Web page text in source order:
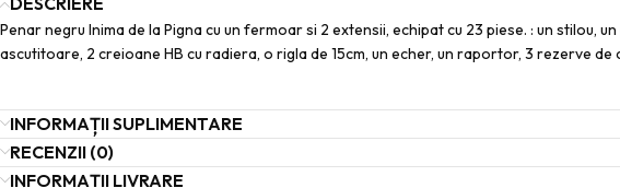
Penar negru Inima de la Pigna cu un fermoar si 2 extensii, echipat cu 23 piese. : un
ascutitoare, 2 creioane HB cu radiera, o rigla de 15cm, un echer, un raportor, 3 rezerve de
INFORMAȚII SUPLIMENTARE
RECENZII (0)
INFORMAȚII LIVRARE